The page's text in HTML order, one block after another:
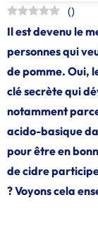
()
Il est devenu le
personnes qui
de pomme. Oui,
clé secrète qui
notamment
acido-basique
pour être en
de cidre
? Voyons cela